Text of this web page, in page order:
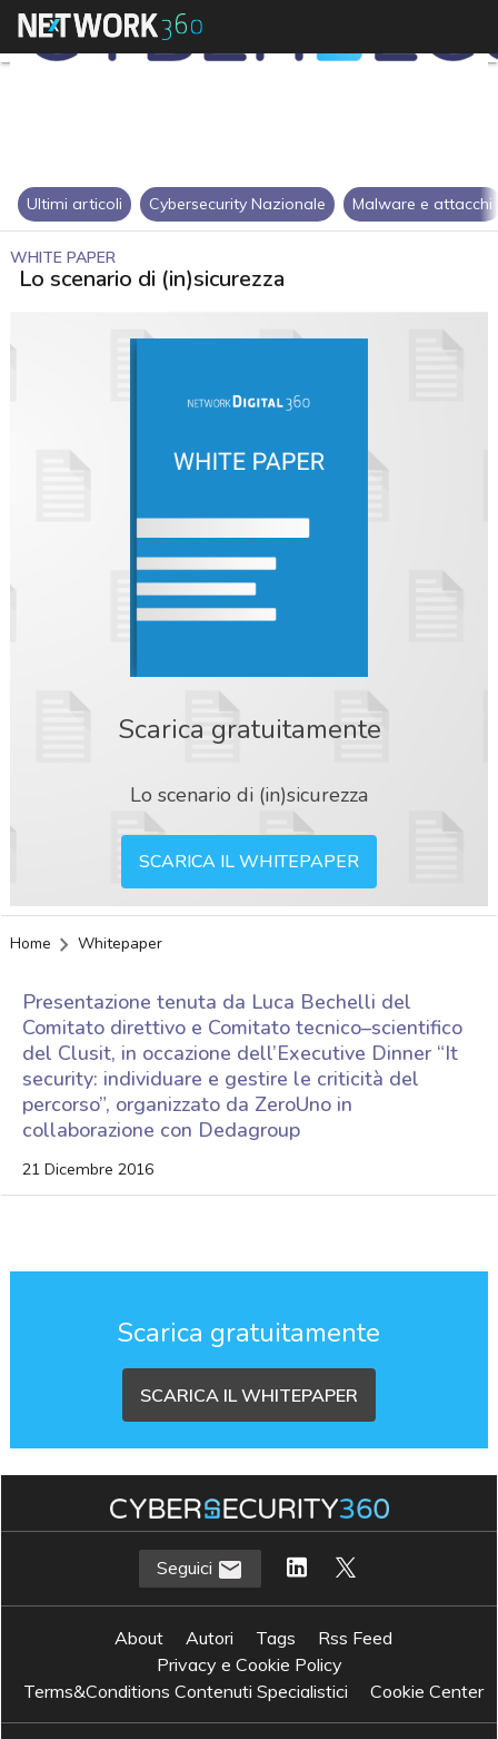
Ultimi articoli Cybersecurity Nazionale Malware e attacchi
WHITE PAPER
Lo scenario di (in)sicurezza
Scarica gratuitamente
Lo scenario di (in)sicurezza
SCARICA IL WHITEPAPER
Home Whitepaper
Presentazione tenuta da Luca Bechelli del
Comitato direttivo e Comitato tecnico–scientifico
del Clusit, in occazione dell’Executive Dinner “It
security: individuare e gestire le criticità del
percorso”, organizzato da ZeroUno in
collaborazione con Dedagroup
21 Dicembre 2016
Scarica gratuitamente
SCARICA IL WHITEPAPER
Seguici
About Autori Tags
Rss Feed
Privacy e Cookie Policy
Terms&Conditions Contenuti Specialistici
Cookie Center